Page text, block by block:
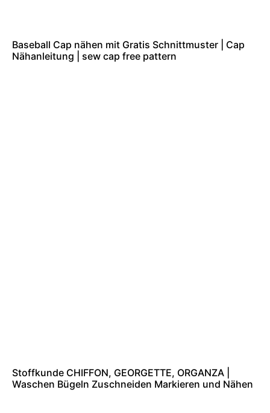
Baseball Cap nähen mit Gratis Schnittmuster | Cap
Nähanleitung | sew cap free pattern
Stoffkunde CHIFFON, GEORGETTE, ORGANZA |
Waschen Bügeln Zuschneiden Markieren und Nähen